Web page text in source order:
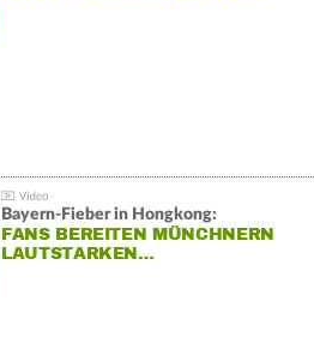
Bayern-Fieber in Hongkong:
FANS BEREITEN MÜNCHNERN
LAUTSTARKEN…